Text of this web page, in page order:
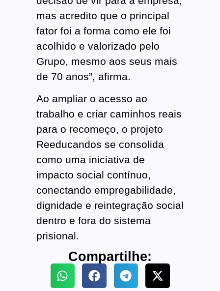
mas acredito que o principal
fator foi a forma como ele foi
acolhido e valorizado pelo
Grupo, mesmo aos seus mais
de 70 anos”, afirma.
Ao ampliar o acesso ao
trabalho e criar caminhos reais
para o recomeço, o projeto
Reeducandos se consolida
como uma iniciativa de
impacto social contínuo,
conectando empregabilidade,
dignidade e reintegração social
dentro e fora do sistema
prisional.
Compartilhe: